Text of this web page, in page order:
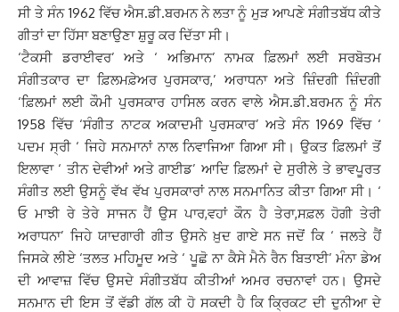
ਸੀ ਤੇ ਸੰਨ 1962 ਵਿੱਚ ਐਸ.ਡੀ.ਬਰਮਨ ਨੇ ਲਤਾ ਨੂੰ ਮੁੜ ਆਪਣੇ ਸੰਗੀਤਬੱਧ ਕੀਤੇ
ਗੀਤਾਂ ਦਾ ਹਿੱਸਾ ਬਣਾਉਣਾ ਸ਼ੁਰੂ ਕਰ ਦਿੱਤਾ ਸੀ।
‘ਟੈਕਸੀ ਡਰਾਈਵਰ’ ਅਤੇ ‘ ਅਭਿਮਾਨ’ ਨਾਮਕ ਫ਼ਿਲਮਾਂ ਲਈ ਸਰਬੋਤਮ
ਸੰਗੀਤਕਾਰ ਦਾ ਫ਼ਿਲਮਫ਼ੇਅਰ ਪੁਰਸਕਾਰ,’ ਅਰਾਧਨਾ ਅਤੇ ਜ਼ਿੰਦਗੀ ਜ਼ਿੰਦਗੀ
‘ਫ਼ਿਲਮਾਂ ਲਈ ਕੌਮੀ ਪੁਰਸਕਾਰ ਹਾਸਿਲ ਕਰਨ ਵਾਲੇ ਐਸ.ਡੀ.ਬਰਮਨ ਨੂੰ ਸੰਨ
1958 ਵਿੱਚ ‘ਸੰਗੀਤ ਨਾਟਕ ਅਕਾਦਮੀ ਪੁਰਸਕਾਰ’ ਅਤੇ ਸੰਨ 1969 ਵਿੱਚ ‘
ਪਦਮ ਸ੍ਰੀ ‘ ਜਿਹੇ ਸਨਮਾਨਾਂ ਨਾਲ ਨਿਵਾਜਿਆ ਗਿਆ ਸੀ। ਉਕਤ ਫ਼ਿਲਮਾਂ ਤੋਂ
ਇਲਾਵਾ ‘ ਤੀਨ ਦੇਵੀਆਂ ਅਤੇ ਗਾਈਡ’ ਆਦਿ ਫ਼ਿਲਮਾਂ ਦੇ ਸੁਰੀਲੇ ਤੇ ਭਾਵਪੂਰਤ
ਸੰਗੀਤ ਲਈ ਉਸਨੂੰ ਵੱਖ ਵੱਖ ਪੁਰਸਕਾਰਾਂ ਨਾਲ ਸਨਮਾਨਿਤ ਕੀਤਾ ਗਿਆ ਸੀ। ‘
ਓ ਮਾਝੀ ਰੇ ਤੇਰੇ ਸਾਜਨ ਹੈਂ ਉਸ ਪਾਰ,ਵਹਾਂ ਕੌਨ ਹੈ ਤੇਰਾ,ਸਫ਼ਲ ਹੋਗੀ ਤੇਰੀ
ਅਰਾਧਨਾ’ ਜਿਹੇ ਯਾਦਗਾਰੀ ਗੀਤ ਉਸਨੇ ਖ਼ੁਦ ਗਾਏ ਸਨ ਜਦੋਂ ਕਿ ‘ ਜਲਤੇ ਹੈਂ
ਜਿਸਕੇ ਲੀਏ ‘ਤਲਤ ਮਹਿਮੂਦ ਅਤੇ ‘ ਪੂਛੋ ਨਾ ਕੈਸੇ ਮੈਨੇ ਰੈਨ ਬਿਤਾਈ’ ਮੰਨਾ ਡੇਅ
ਦੀ ਆਵਾਜ਼ ਵਿੱਚ ਉਸਦੇ ਸੰਗੀਤਬੱਧ ਕੀਤੀਆਂ ਅਮਰ ਰਚਨਾਵਾਂ ਹਨ। ਉਸਦੇ
ਸਨਮਾਨ ਦੀ ਇਸ ਤੋਂ ਵੱਡੀ ਗੱਲ ਕੀ ਹੋ ਸਕਦੀ ਹੈ ਕਿ ਕ੍ਰਿਕਟ ਦੀ ਦੁਨੀਆ ਦੇ